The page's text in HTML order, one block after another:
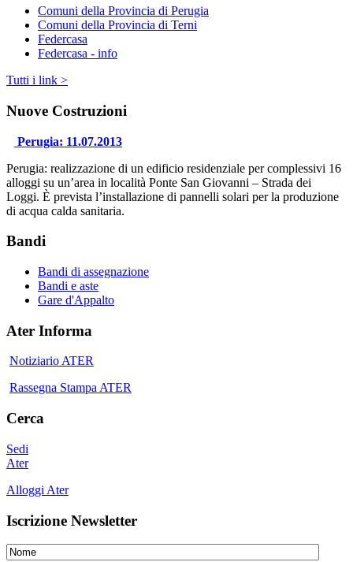
Comuni della Provincia di Perugia
Comuni della Provincia di Terni
Federcasa
Federcasa - info
Tutti i link >
Nuove Costruzioni
Perugia: 11.07.2013
Perugia: realizzazione di un edificio residenziale per complessivi 16
alloggi su un’area in località Ponte San Giovanni – Strada dei
Loggi. È prevista l’installazione di pannelli solari per la produzione
di acqua calda sanitaria.
Bandi
Bandi di assegnazione
Bandi e aste
Gare d'Appalto
Ater Informa
Notiziario ATER
Rassegna Stampa ATER
Cerca
Sedi
Ater
Alloggi Ater
Iscrizione Newsletter